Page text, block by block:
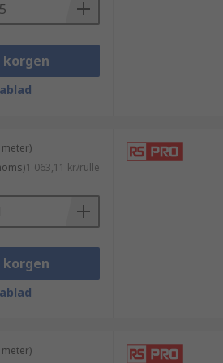
stabil signalöverföring och
korgen
1 063,11 kr/rulle
korgen